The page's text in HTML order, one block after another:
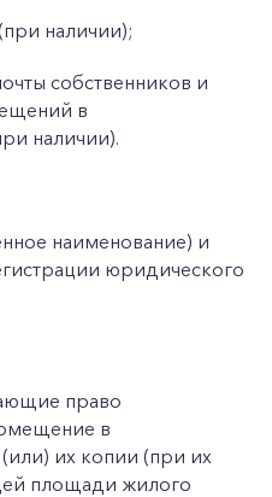
наличии);
собственников и
в
наличии).
наименование) и
юридического
право
в
их копии (при их
площади жилого